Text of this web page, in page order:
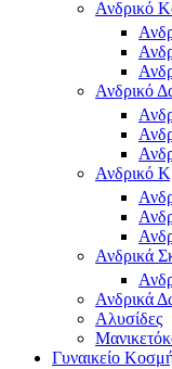
Ανδρικό
Ανδρικό
Ανδρικό
Ανδρικά
Ανδρικά
Αλυσίδες
Γυναικείο